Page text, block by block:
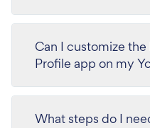
Can I customize
Profile app on my
What steps do I